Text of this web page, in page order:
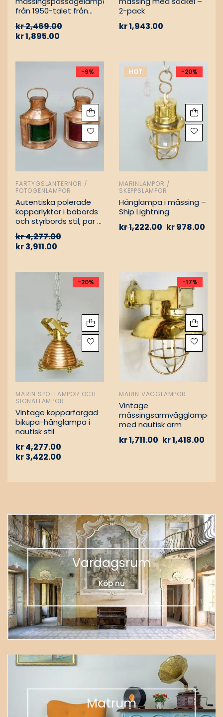
från 1950-talet från
kr2,469.00
kr1,895.00
2-pack
kr1,943.00
-9%
FARTYGSLANTERNOR /
FOTOGENLAMPOR
Autentiska polerade
kopparlyktor i babords
och styrbords stil, par –
oljelampor
kr4,277.00
kr3,911.00
HOT -20%
MARINLAMPOR /
SKEPPSLAMPOR
Hänglampa i mässing –
Ship Lightning
kr1,222.00 kr978.00
-20%
MARIN SPOTLAMPOR OCH
SIGNALLAMPOR
Vintage kopparfärgad
bikupa-hänglampa i
nautisk stil
kr4,277.00
kr3,422.00
-17%
MARIN VÄGGLAMPOR
Vintage
mässingsarmvägglampa
med nautisk arm
kr1,711.00 kr1,418.00
Vardagsrum
Köp nu
Matrum